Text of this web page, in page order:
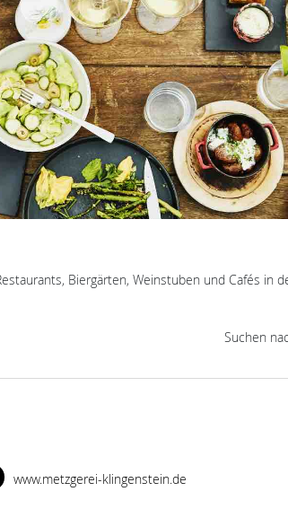
Biergärten, Weinstuben und Cafés in
Suchen
www.metzgerei-klingenstein.de